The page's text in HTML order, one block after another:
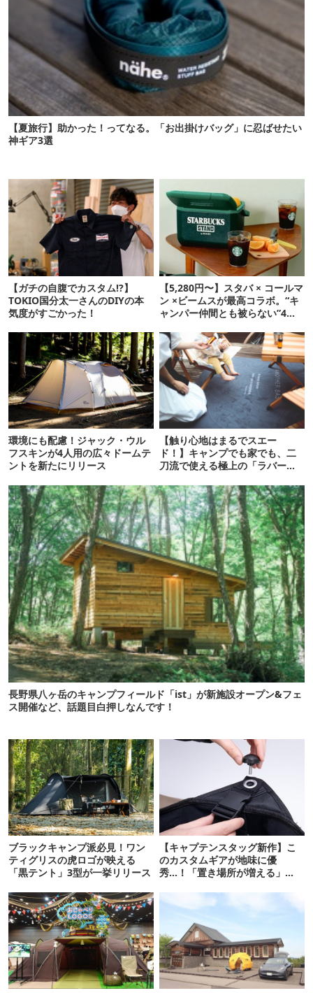
【夏旅行】助かった！ってなる。「お出掛けバッグ」に忍ばせたい
神ギア3選
【ガチの自腹でカスタム!?】
TOKIO国分太一さんのDIYの本
気度がすごかった！
【5,280円〜】スタバ × コールマ
ン ×ビームスが最高コラボ。“キ
ャンパー仲間とも被らない”4ア
環境にも配慮！ジャック・ウル
フスキンが4人用の広々ドームテ
ントを新たにリリース
【触り心地はまるでスエー
ド！】キャンプでも家でも、二
刀流で使える極上の「ラバーマ
長野県八ヶ岳のキャンプフィールド「ist」が新施設オープン&フェ
ス開催など、話題目白押しなんです！
ブラックキャンプ派必見！ワン
ティグリスの虎ロゴが映える
「黒テント」3型が一挙リリース
【キャプテンスタッグ新作】こ
のカスタムギアが地味に優
秀…！「置き場所が増える」